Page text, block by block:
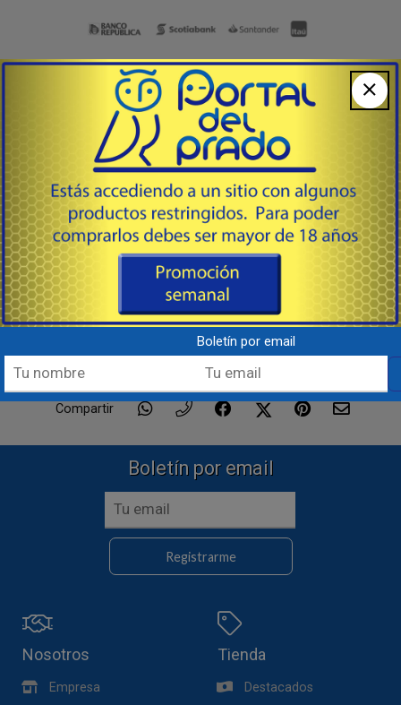
Armería, Tiempo Libre & Accesorios
092 220 107
WhatsApp
Lunes a Viernes de 8:00 a 17:00 hs.
Av. Agraciada 2958 Esq. E. Ciganda
Prado / Bella Vista,Montevideo - Uruguay - C.P. 11800
Boletín por email
Compartir
Boletín por email
Registrarme
Nosotros
Empresa
Tienda
Destacados